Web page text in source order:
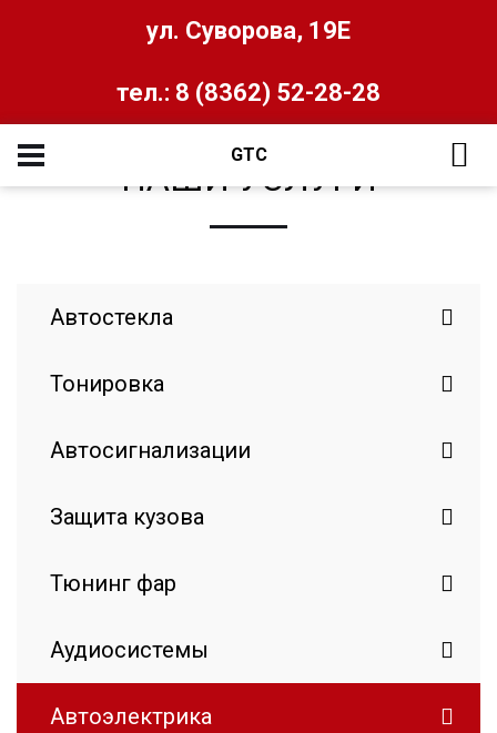
ул. Суворова, 19Е
тел.: 8 (8362) 52-28-28
GTC
НАШИ УСЛУГИ
Автостекла
Тонировка
Автосигнализации
Защита кузова
Тюнинг фар
Аудиосистемы
Автоэлектрика